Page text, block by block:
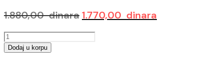
1.880,00dinaraOriginalna
1.770,00 dinara
GPTU
605
Dodaj u korpu